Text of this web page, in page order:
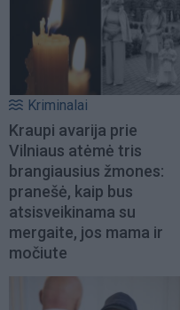
Kriminalai
Kraupi avarija prie
Vilniaus atėmė tris
brangiausius žmones:
pranešė, kaip bus
atsisveikinama su
mergaite, jos mama ir
močiute